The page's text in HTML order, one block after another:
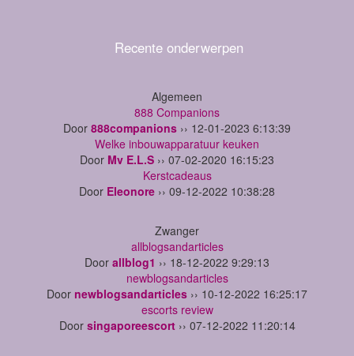
Recente onderwerpen
Algemeen
888 Companions
Door 888companions ›› 12-01-2023 6:13:39
Welke inbouwapparatuur keuken
Door Mv E.L.S ›› 07-02-2020 16:15:23
Kerstcadeaus
Door Eleonore ›› 09-12-2022 10:38:28
Zwanger
allblogsandarticles
Door allblog1 ›› 18-12-2022 9:29:13
newblogsandarticles
Door newblogsandarticles ›› 10-12-2022 16:25:17
escorts review
Door singaporeescort›› 07-12-2022 11:20:14